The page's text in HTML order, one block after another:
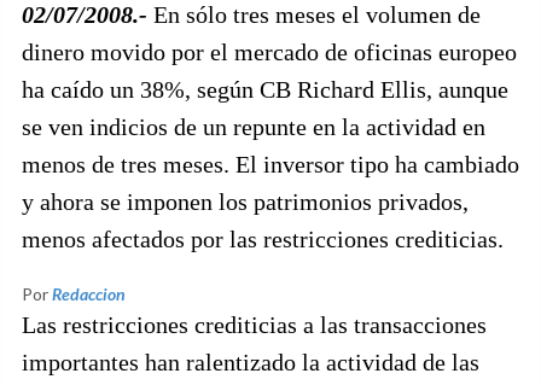
02/07/2008.- En sólo tres meses el volumen de
dinero movido por el mercado de oficinas europeo
ha caído un 38%, según CB Richard Ellis, aunque
se ven indicios de un repunte en la actividad en
menos de tres meses. El inversor tipo ha cambiado
y ahora se imponen los patrimonios privados,
menos afectados por las restricciones crediticias.
PorRedaccion
Las restricciones crediticias a las transacciones
importantes han ralentizado la actividad de las